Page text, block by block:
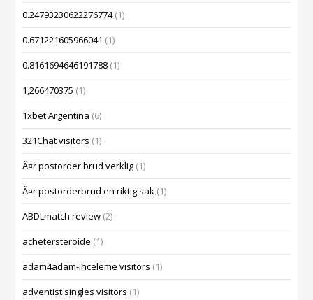
0.24793230622276774(1)
0.671221605966041 (1)
0.8161694646191788 (1)
1,266470375 (1)
1xbet Argentina (6)
321Chat visitors (1)
Ã¤r postorder brud verklig (1)
Ã¤r postorderbrud en riktig sak (1)
ABDLmatch review (2)
achetersteroide (1)
adam4adam-inceleme visitors (1)
adventist singles visitors (1)